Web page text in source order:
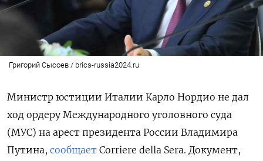
Григорий Сысоев / brics-russia2024.ru
Министр юстиции Италии Карло Нордио не дал
ход ордеру Международного уголовного суда
(МУС) на арест президента России Владимира
Путина, сообщает Corriere della Sera. Документ,